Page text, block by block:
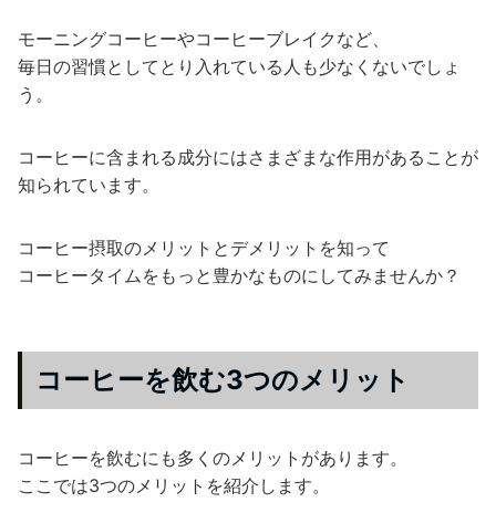
モーニングコーヒーやコーヒーブレイクなど、
毎日の習慣としてとり入れている人も少なくないでしょ
う。
コーヒーに含まれる成分にはさまざまな作用があることが
知られています。
コーヒー摂取のメリットとデメリットを知って
コーヒータイムをもっと豊かなものにしてみませんか？
コーヒーを飲む3つのメリット
コーヒーを飲むにも多くのメリットがあります。
ここでは3つのメリットを紹介します。